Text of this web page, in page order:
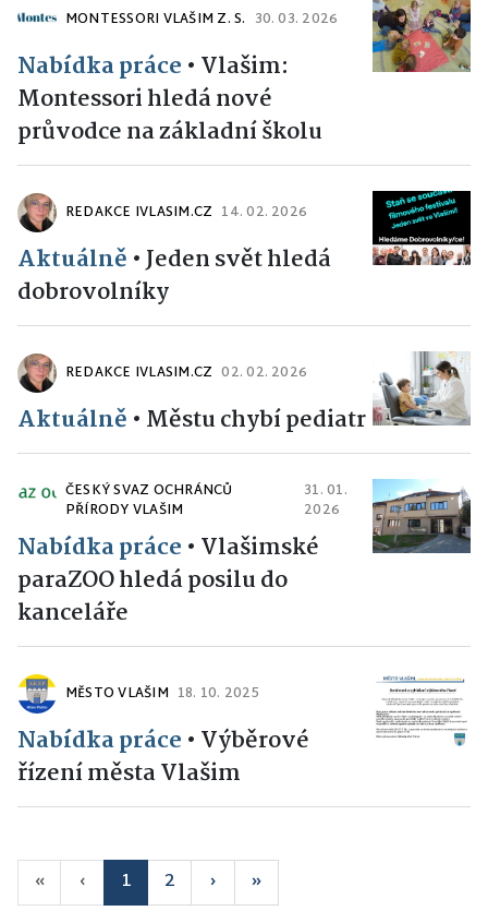
MONTESSORI VLAŠIM Z. S. 30. 03. 2026
Nabídka práce • Vlašim:
Montessori hledá nové
průvodce na základní školu
REDAKCE IVLASIM.CZ 14. 02. 2026
Aktuálně •Jeden svět hledá
dobrovolníky
REDAKCE IVLASIM.CZ 02. 02. 2026
Aktuálně • Městu chybí pediatr
ČESKÝ SVAZ OCHRÁNCŮ
PŘÍRODY VLAŠIM
31. 01.
2026
Nabídka práce • Vlašimské
paraZOO hledá posilu do
kanceláře
MĚSTO VLAŠIM 18. 10. 2025
Nabídka práce • Výběrové
řízení města Vlašim
« ‹ 1 2 › »